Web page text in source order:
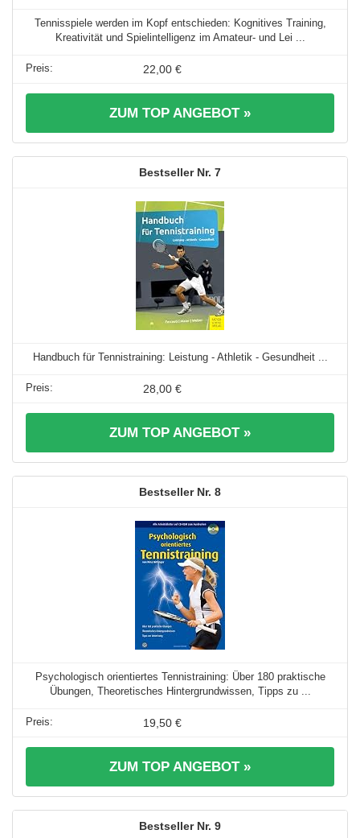
Tennisspiele werden im Kopf entschieden: Kognitives Training,
Kreativität und Spielintelligenz im Amateur- und Lei ...
22,00 €
ZUM TOP ANGEBOT »
7
Handbuch für Tennistraining: Leistung - Athletik - Gesundheit ...
28,00 €
ZUM TOP ANGEBOT »
8
Psychologisch orientiertes Tennistraining: Über 180 praktische
Übungen, Theoretisches Hintergrundwissen, Tipps zu ...
19,50 €
ZUM TOP ANGEBOT »
9